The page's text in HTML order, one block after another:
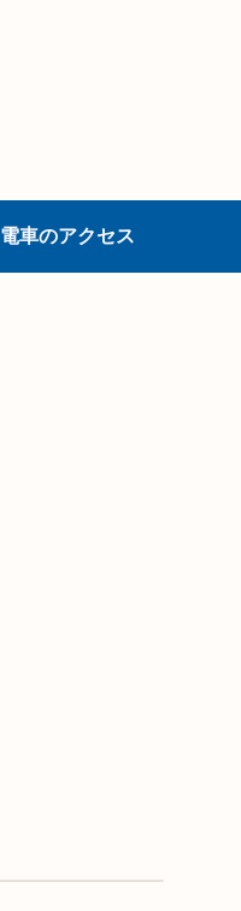
電車のアクセス